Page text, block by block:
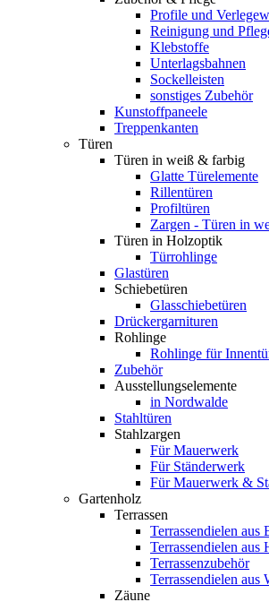
Profile und
Reinigung und
Klebstoffe
Unterlagsbahnen
Sockelleisten
sonstiges Zubehör
Kunstoffpaneele
Treppenkanten
Türen
Türen in weiß & farbig
Glatte Türelemente
Rillentüren
Profiltüren
Zargen - Türen in
Türen in Holzoptik
Türrohlinge
Glastüren
Schiebetüren
Glasschiebetüren
Drückergarnituren
Rohlinge
Rohlinge für
Zubehör
Ausstellungselemente
in Nordwalde
Stahltüren
Stahlzargen
Für Mauerwerk
Für Ständerwerk
Für Mauerwerk &
Gartenholz
Terrassen
Terrassendielen aus
Terrassendielen aus
Terrassenzubehör
Terrassendielen aus
Zäune